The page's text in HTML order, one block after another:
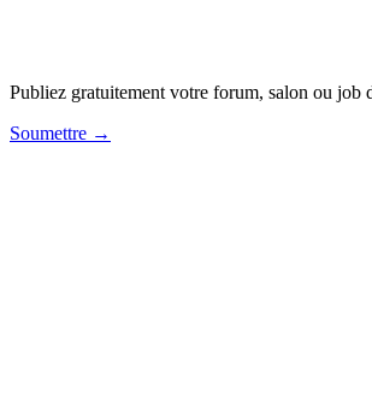
Publiez gratuitement votre forum, salon ou job
Soumettre →